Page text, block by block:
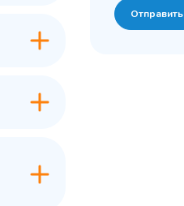
наличии 60 775 ₽
Отправить